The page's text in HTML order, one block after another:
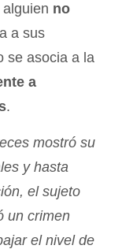
no
a sus
se asocia a la
a
.
mostró su
y hasta
el sujeto
un crimen
el nivel de